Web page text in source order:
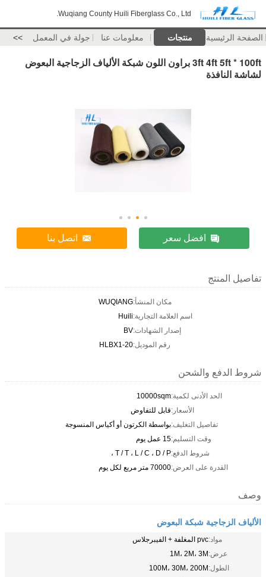
Wuqiang County Huili Fiberglass Co., Ltd.
الصفحة الرئيسية منتجات معلومات عنا جولة في المعمل >>
3ft 4ft 5ft * 100ft براون اللون شبكة الألياف الزجاجية البعوض
لشاشة النافذة
افضل سعر اتصل بنا
تفاصيل المنتج
مكان المنشأ:WUQIANG
اسم العلامة التجارية:Huili
إصدار الشهادات:BV
رقم الموديل:HLBX1-20
شروط الدفع والشحن
الحد الأدنى لكمية:10000sqm
الأسعار:قابل للتفاوض
تفاصيل التغليف:بواسطة الكرتون أو أكياس المنسوجة
وقت التسليم:15 عمل يوم
شروط الدفع:T / T ، L / C ، D / P ،
القدرة على العرض:70000 متر مربع لكل يوم
وصف
الألياف الزجاجية شبكة البعوض
مواد:pvc المغلفة + الفيبرجلاس
عرض:1M، 2M، 3M
الطول:100M، 30M، 200M